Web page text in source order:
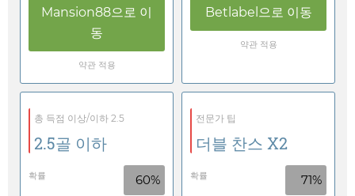
Mansion88으로 이
동
약관 적용
Betlabel 으로 이동
약관 적용
총 득점 이상/이하 2.5
2.5골 이하
확률 60%
전문가 팁
더블 찬스 X2
확률 71%